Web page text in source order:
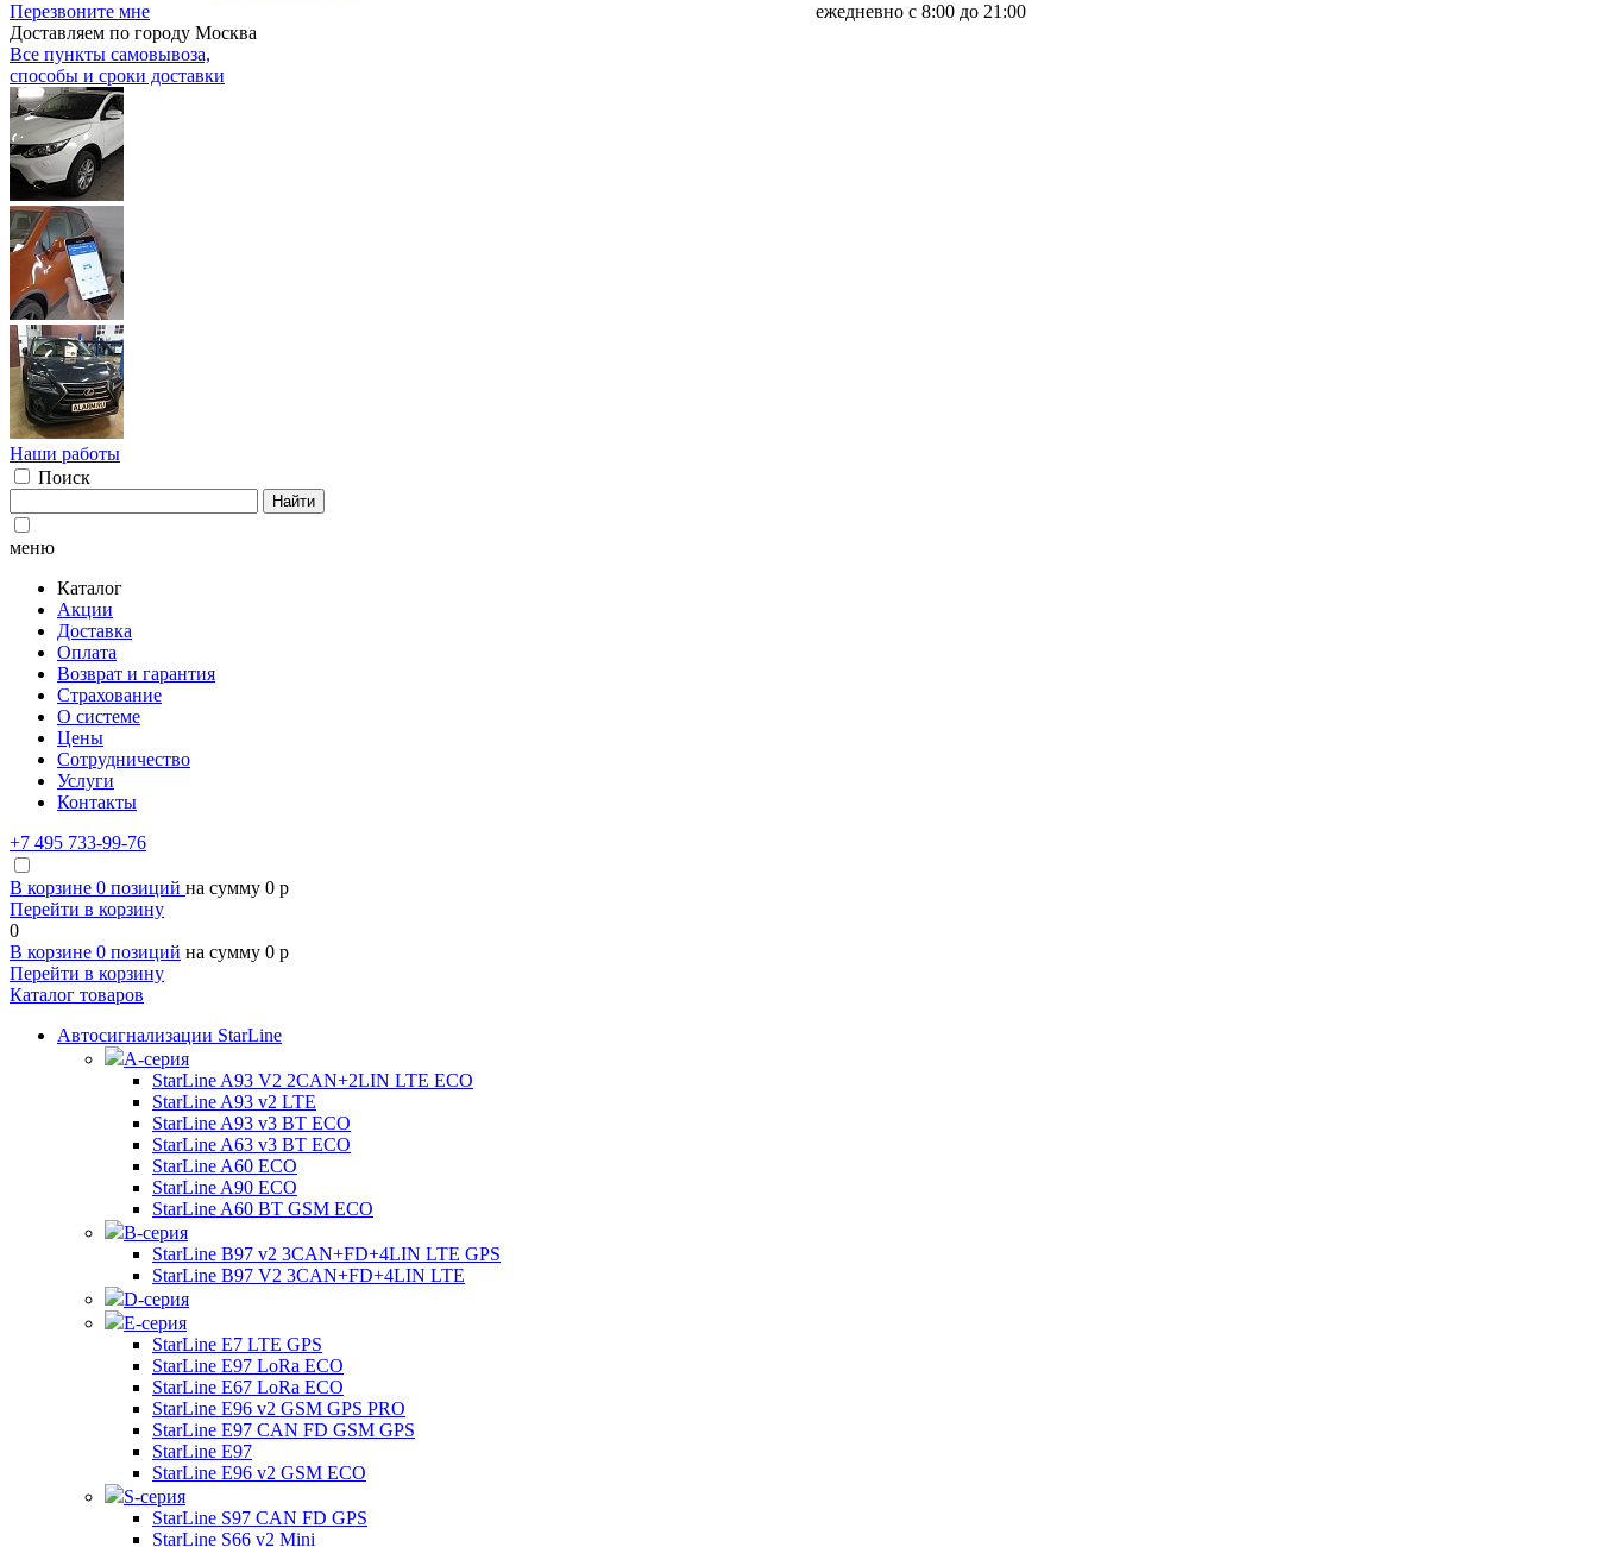
Перезвоните мне
ежедневно с 8:00 до 21:00
Доставляем по городу Москва
Все пункты самовывоза,
способы и сроки доставки
Наши работы
Поиск
Найти
меню
Каталог
Акции
Доставка
Оплата
Возврат и гарантия
Страхование
О системе
Цены
Сотрудничество
Услуги
Контакты
+7 495 733-99-76
В корзине 0 позиций на сумму 0 p
Перейти в корзину
0
В корзине 0 позиций на сумму 0 p
Перейти в корзину
Каталог товаров
Автосигнализации StarLine
А-серия
StarLine A93 V2 2CAN+2LIN LTE ECO
StarLine A93 v2 LTE
StarLine A93 v3 BT ECO
StarLine A63 v3 BT ECO
StarLine A60 ECO
StarLine A90 ECO
StarLine A60 BT GSM ECO
B-серия
StarLine B97 v2 3CAN+FD+4LIN LTE GPS
StarLine B97 V2 3CAN+FD+4LIN LTE
D-серия
E-серия
StarLine E7 LTE GPS
StarLine E97 LoRa ECO
StarLine E67 LoRa ECO
StarLine E96 v2 GSM GPS PRO
StarLine E97 CAN FD GSM GPS
StarLine E97
StarLine E96 v2 GSM ECO
S-серия
StarLine S97 CAN FD GPS
StarLine S66 v2 Mini